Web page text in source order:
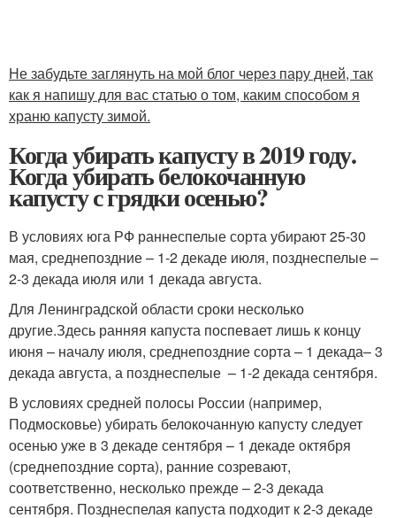
Не забудьте заглянуть на мой блог через пару дней, так
как я напишу для вас статью о том, каким способом я
храню капусту зимой.
Когда убирать капусту в 2019 году.
Когда убирать белокочанную
капусту с грядки осенью?
В условиях юга РФ раннеспелые сорта убирают 25-30
мая, среднепоздние – 1-2 декаде июля, позднеспелые –
2-3 декада июля или 1 декада августа.
Для Ленинградской области сроки несколько
другие.Здесь ранняя капуста поспевает лишь к концу
июня – началу июля, среднепоздние сорта – 1 декада– 3
декада августа, а позднеспелые – 1-2 декада сентября.
В условиях средней полосы России (например,
Подмосковье) убирать белокочанную капусту следует
осенью уже в 3 декаде сентября – 1 декаде октября
(среднепоздние сорта), ранние созревают,
соответственно, несколько прежде – 2-3 декада
сентября. Позднеспелая капуста подходит к 2-3 декаде